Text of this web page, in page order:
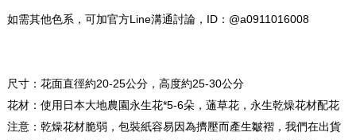
如需其他色系，可加官方Line溝通討論，ID：@a0911016008
尺寸：花面直徑約20-25公分，高度約25-30公分
花材：使用日本大地農園永生花*5-6朵，蓪草花，永生乾燥花材配花
注意：乾燥花材脆弱，包裝紙容易因為擠壓而產生皺褶，我們在出貨